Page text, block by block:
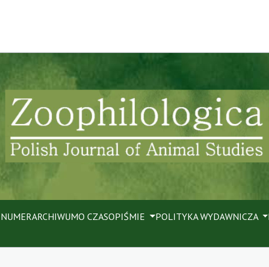
ARCHIWUMO CZASOPIŚMIE POLITYKA WYDAWNICZA